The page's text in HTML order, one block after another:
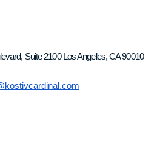
Suite 2100 Los Angeles, CA 90010